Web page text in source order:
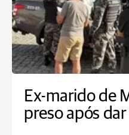
Ex-marido de
preso após